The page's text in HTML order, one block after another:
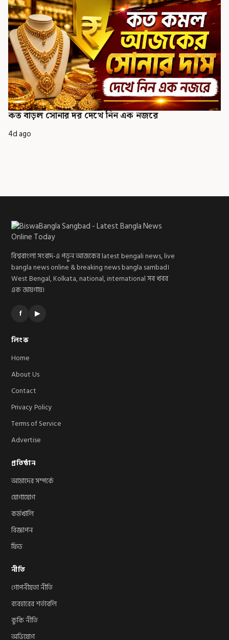
কত বাড়ল সোনার দর দেখে নিন এক নজরে
4d ago
বিশ্ববাংলা সংবাদ-এ পড়ুন আজকের latest bengali news, live
bangla news online & breaking news bangla sambad।
West Bengal, Kolkata, national, international সব খবর
এক জায়গায়।
f ▶
লিংক
Home
About Us
Contact
Privacy Policy
Terms of Service
Advertise
প্রতিষ্ঠান
আমাদের সম্পর্কে
যোগাযোগ
কর্মখালি
বিজ্ঞাপন
ফিড
নীতি
গোপনীয়তা নীতি
ব্যবহারের শর্তাবলি
কুকি নীতি
অভিযোগ